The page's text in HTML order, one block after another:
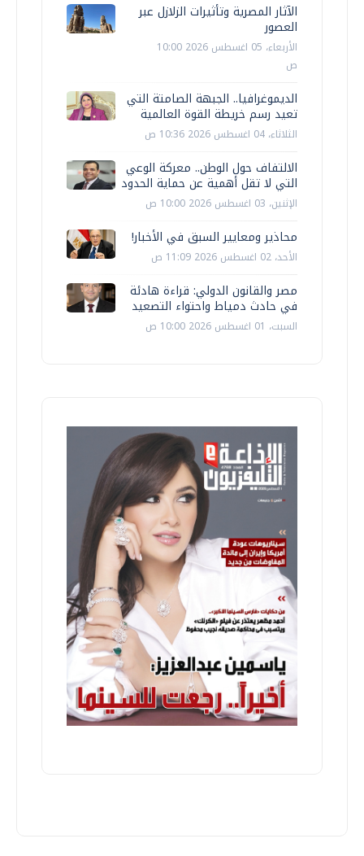
الآثار المصرية وتأثيرات الزلازل عبر
العصور
الأربعاء، 05 اغسطس 2026 10:00
ص
الديموغرافيا.. الجبهة الصامتة التي
تعيد رسم خريطة القوة العالمية
الثلاثاء، 04 اغسطس 2026 10:36 ص
الالتفاف حول الوطن.. معركة الوعي
التي لا تقل أهمية عن حماية الحدود
الإثنين، 03 اغسطس 2026 10:00 ص
محاذير ومعايير السبق في الأخبار!
الأحد، 02 اغسطس 2026 11:09 ص
مصر والقانون الدولي: قراءة هادئة
في حادث دمياط واحتواء التصعيد
السبت، 01 اغسطس 2026 10:00 ص